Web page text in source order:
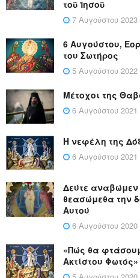
τοῦ Ἰησοῦ
7 Αυγούστου 2023
6 Αυγούστου,
του Σωτήρος
5 Αυγούστου 2022
Μέτοχοι της
6 Αυγούστου 2021
Η νεφέλη της
6 Αυγούστου 2021
Δεύτε αναβώμεν
θεασώμεθα την
Αυτού
6 Αυγούστου 2020
«Πώς θα
Ακτίστου Φωτός»